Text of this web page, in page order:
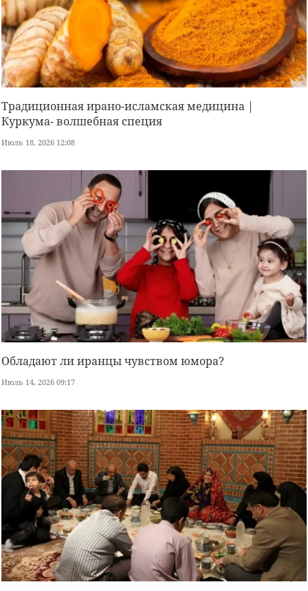
Традиционная ирано-исламская медицина |
Куркума- волшебная специя
Июль 18, 2026 12:08
Обладают ли иранцы чувством юмора?
Июль 14, 2026 09:17